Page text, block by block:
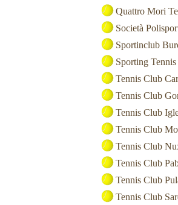
Quattro Mori
Società
Sportinclub
Sporting
Tennis Club
Tennis Club
Tennis Club
Tennis Club
Tennis Club
Tennis Club
Tennis Club
Tennis Club